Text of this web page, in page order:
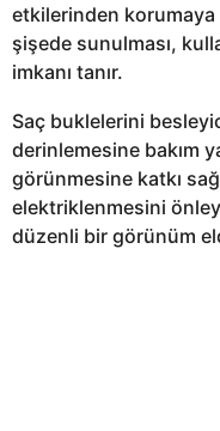
etkilerinden korumaya
şişede sunulması,
imkanı tanır.
Saç buklelerini
derinlemesine bakım
görünmesine katkı
elektriklenmesini
düzenli bir görünüm